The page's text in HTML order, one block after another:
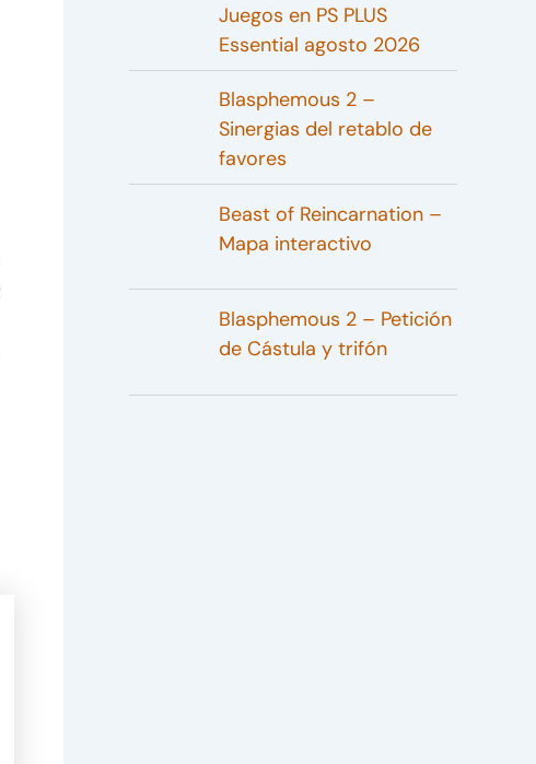
Juegos en PS PLUS
Essential agosto 2026
Blasphemous 2 –
Sinergias del retablo de
favores
Beast of Reincarnation –
Mapa interactivo
Blasphemous 2 – Petición
de Cástula y trifón